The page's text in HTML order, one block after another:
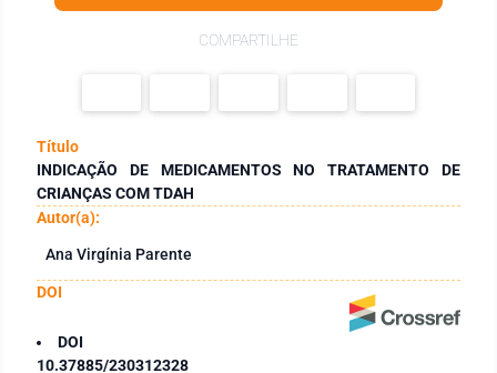
COMPARTILHE
Título
INDICAÇÃO DE MEDICAMENTOS NO TRATAMENTO DE
CRIANÇAS COM TDAH
Autor(a):
Ana Virgínia Parente
DOI
DOI
10.37885/230312328